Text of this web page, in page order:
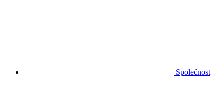
Společnost